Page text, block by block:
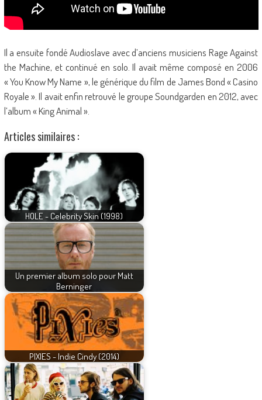
Il a ensuite fondé Audioslave avec d’anciens musiciens Rage Against
the Machine, et continué en solo. Il avait même composé en 2006
« You Know My Name », le générique du film de James Bond « Casino
Royale ». Il avait enfin retrouvé le groupe Soundgarden en 2012, avec
l’album « King Animal ».
Articles similaires :
HOLE - Celebrity Skin (1998)
Un premier album solo pour Matt
Berninger
PIXIES - Indie Cindy (2014)